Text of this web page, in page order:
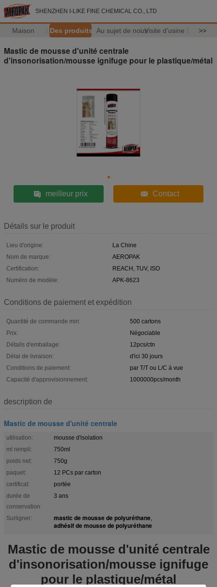
SHENZHEN I-LIKE FINE CHEMICAL CO., LTD
Maison Des produits Au sujet de nousVisite d'usine >>
Mastic de mousse d'unité centrale
d'insonorisation/mousse ignifuge pour le plastique/métal
meilleur prix Contact
Détails sur le produit
Lieu d'origine:
La Chine
Nom de marque:
AEROPAK
Certification:
REACH, TUV, ISO
Numéro de modèle:
APK-8623
Conditions de paiement et expédition
Quantité de commande min:
500 cartons
Prix:
Négociable
Détails d'emballage:
12pcs/ctn
Délai de livraison:
d'ici 30 jours
Conditions de paiement:
par T/T ou L/C à vue
Capacité d'approvisionnement:
1000000pcs/month
description de
Mastic de mousse d'unité centrale
utilisation:
mousse d'isolation
ml rempli:
750ml
poids net:
750g
paquet:
12 PCs par carton
certificat:
portée
durée de
conservation:
3 ans
Surligner: mastic de mousse de polyuréthane,
adhésif de mousse de polyuréthane
Mastic de mousse d'unité centrale
d'insonorisation/mousse ignifuge
pour le plastique/métal